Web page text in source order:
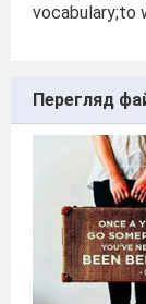
vocabulary;to
Перегляд